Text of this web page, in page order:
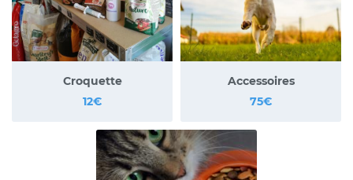
Inscription
Croquette
12€
Accessoires
75€